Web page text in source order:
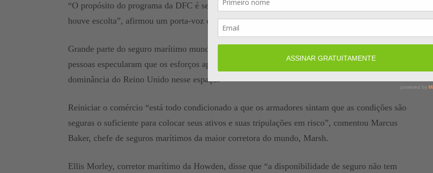
“O propósito do programa da DFC é segurar navios enquanto transitam sob escolta naval, e não
houve escolta”, afirmou um porta-voz da Chubb.
Grande parte do seguro marítimo mundial é subscrito através do Lloyd’s de Londres, e algumas
pessoas especularam que os esforços apoiados pelo governo americano poderiam corroer a
dominância do Reino Unido nesse espaço.
Reiniciar o comércio “está todo condicionado a que os armadores sintam que as condições são
seguras o suficiente para colocar seus ativos e suas tripulações em risco”, comentou Marcus
Baker, chefe de seguros marítimos da maior corretora do mundo, Marsh.
Ellis Morley, corretor marítimo da Howden, disse que “a disponibilidade de seguro não tem